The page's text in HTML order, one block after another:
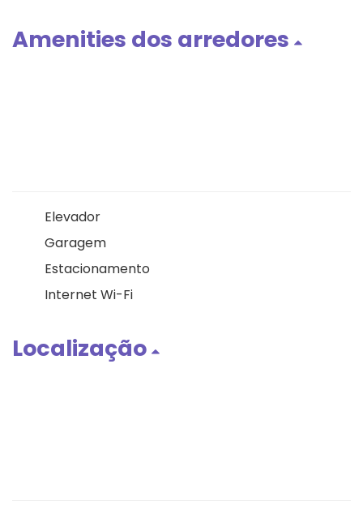
Amenities dos arredores
Elevador
Garagem
Estacionamento
Internet Wi-Fi
Localização